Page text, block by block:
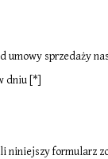
umowy sprzedaży
dniu [*]
niniejszy formularz